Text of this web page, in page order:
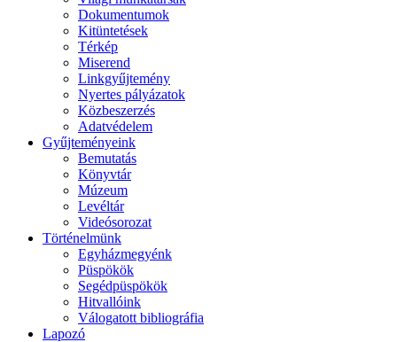
Dokumentumok
Kitüntetések
Térkép
Miserend
Linkgyűjtemény
Nyertes pályázatok
Közbeszerzés
Adatvédelem
Gyűjteményeink
Bemutatás
Könyvtár
Múzeum
Levéltár
Videósorozat
Történelmünk
Egyházmegyénk
Püspökök
Segédpüspökök
Hitvallóink
Válogatott bibliográfia
Lapozó